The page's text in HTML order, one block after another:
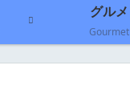
グルメ
Gourmet